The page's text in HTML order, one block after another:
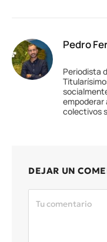
Pedro
Periodista
empoderar
colectivos
DEJAR UN